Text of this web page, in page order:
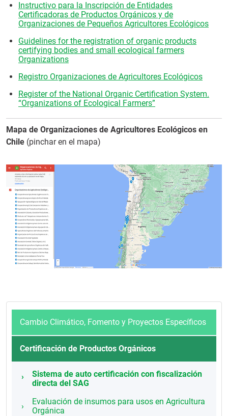
Instructivo para la Inscripción de Entidades
Certificadoras de Productos Orgánicos y de
Organizaciones de Pequeños Agricultores Ecológicos
Guidelines for the registration of organic products
certifying bodies and small ecological farmers
Organizations
Registro Organizaciones de Agricultores Ecológicos
Register of the National Organic Certification System.
“Organizations of Ecological Farmers”
Mapa de Organizaciones de Agricultores Ecológicos en
Chile (pinchar en el mapa)
Cambio Climático, Fomento y Proyectos Específicos
Certificación de Productos Orgánicos
Sistema de auto certificación con fiscalización
directa del SAG
Evaluación de insumos para usos en Agricultura
Orgánica